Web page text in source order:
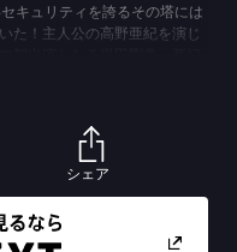
キュリティを誇るその塔には
た！主人公の高野亜紀を演じ
し、タワマンで繰り広げられ
シェア